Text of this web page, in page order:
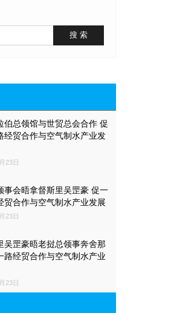
伯总领馆与世贸总会合作 促
经贸合作与空气制水产业发
23日
事会晤拿督斯里吴罡豪 促一
贸合作与空气制水产业发展
23日
吴罡豪晤老挝总领事奔舍那
路经贸合作与空气制水产业
23日